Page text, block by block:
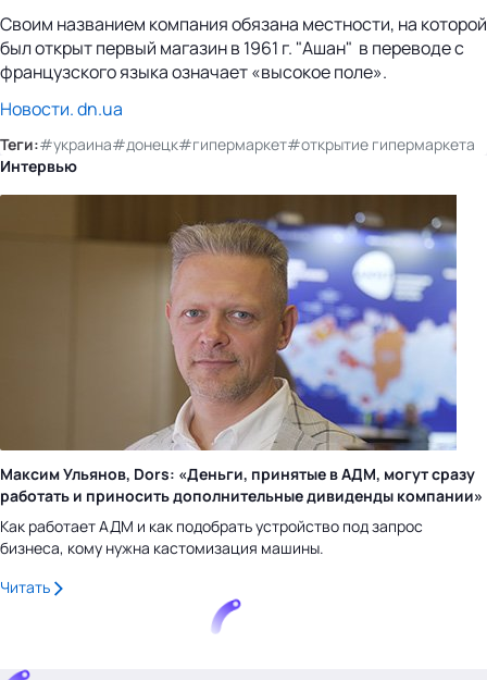
Своим названием компания обязана местности, на которой
был открыт первый магазин в 1961 г. "Ашан" в переводе с
французского языка означает «высокое поле».
Новости. dn.ua
Теги:#украина#донецк#гипермаркет#открытие гипермаркета
Интервью
Максим Ульянов, Dors: «Деньги, принятые в АДМ, могут сразу
работать и приносить дополнительные дивиденды компании»
Как работает АДМ и как подобрать устройство под запрос
бизнеса, кому нужна кастомизация машины.
Читать